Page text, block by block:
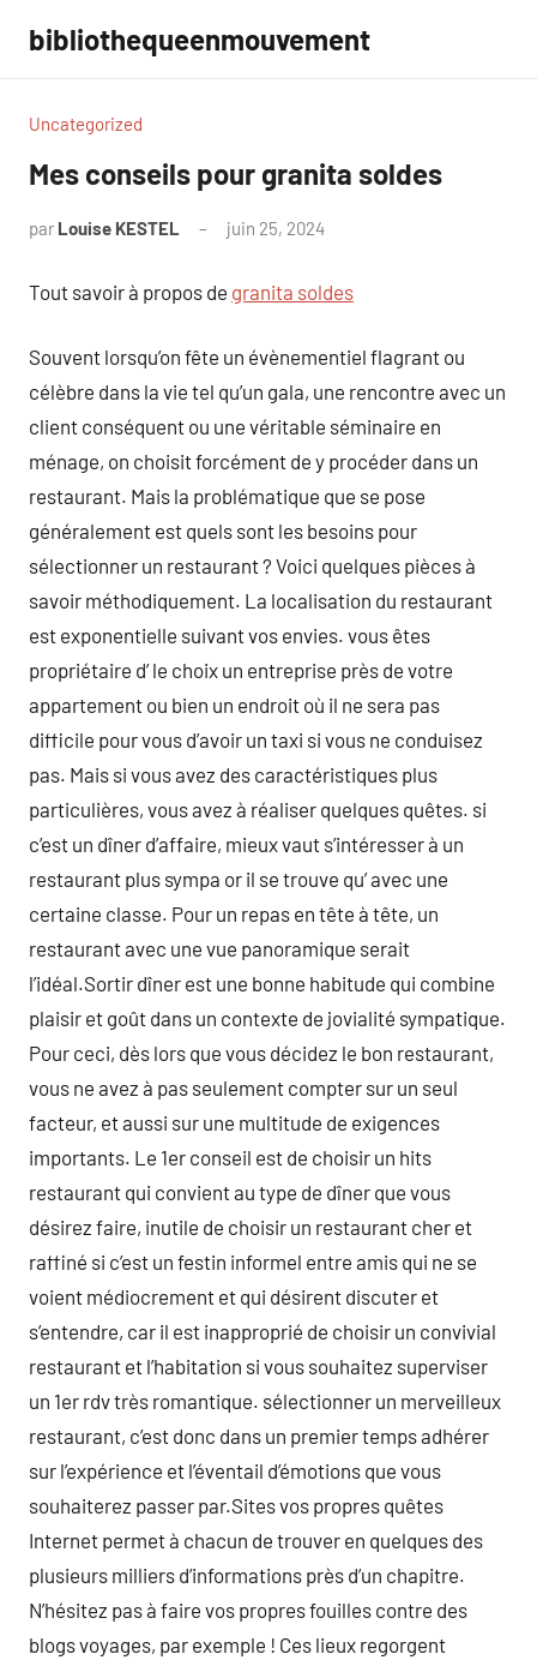
contenu
bibliothequeenmouvement
Uncategorized
Mes conseils pour granita soldes
par Louise KESTEL juin 25, 2024
Tout savoir à propos de granita soldes
Souvent lorsqu’on fête un évènementiel flagrant ou
célèbre dans la vie tel qu’un gala, une rencontre avec un
client conséquent ou une véritable séminaire en
ménage, on choisit forcément de y procéder dans un
restaurant. Mais la problématique que se pose
généralement est quels sont les besoins pour
sélectionner un restaurant ? Voici quelques pièces à
savoir méthodiquement. La localisation du restaurant
est exponentielle suivant vos envies. vous êtes
propriétaire d’ le choix un entreprise près de votre
appartement ou bien un endroit où il ne sera pas
difficile pour vous d’avoir un taxi si vous ne conduisez
pas. Mais si vous avez des caractéristiques plus
particulières, vous avez à réaliser quelques quêtes. si
c’est un dîner d’affaire, mieux vaut s’intéresser à un
restaurant plus sympa or il se trouve qu’ avec une
certaine classe. Pour un repas en tête à tête, un
restaurant avec une vue panoramique serait
l’idéal.Sortir dîner est une bonne habitude qui combine
plaisir et goût dans un contexte de jovialité sympatique.
Pour ceci, dès lors que vous décidez le bon restaurant,
vous ne avez à pas seulement compter sur un seul
facteur, et aussi sur une multitude de exigences
importants. Le 1er conseil est de choisir un hits
restaurant qui convient au type de dîner que vous
désirez faire, inutile de choisir un restaurant cher et
raffiné si c’est un festin informel entre amis qui ne se
voient médiocrement et qui désirent discuter et
s’entendre, car il est inapproprié de choisir un convivial
restaurant et l’habitation si vous souhaitez superviser
un 1er rdv très romantique. sélectionner un merveilleux
restaurant, c’est donc dans un premier temps adhérer
sur l’expérience et l’éventail d’émotions que vous
souhaiterez passer par.Sites vos propres quêtes
Internet permet à chacun de trouver en quelques des
plusieurs milliers d’informations près d’un chapitre.
N’hésitez pas à faire vos propres fouilles contre des
blogs voyages, par exemple ! Ces lieux regorgent